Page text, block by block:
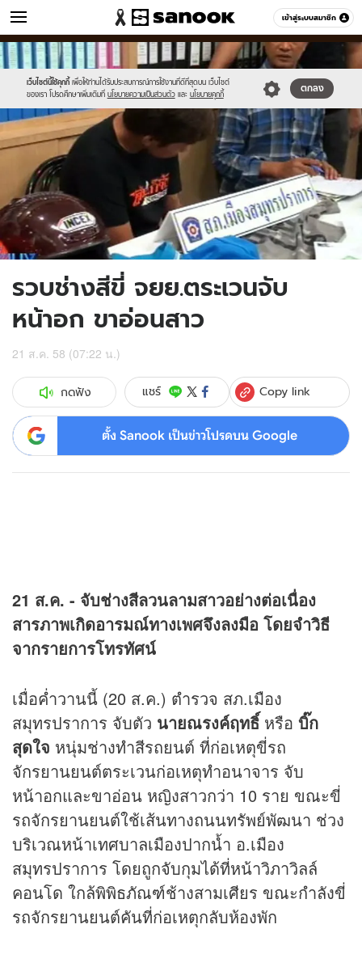
เข้าสู่ระบบสมาชิก
ข่าว หมวดอื่นๆ
เว็บไซต์นี้ใช้คุกกี้ เพื่อให้ท่านได้รับประสบการณ์การใช้งานที่ดีที่สุดบน เว็บไซต์
ของเรา โปรดศึกษาเพิ่มเติมที่ นโยบายความเป็นส่วนตัว และ นโยบายคุกกี้
ตกลง
Sanook
//s.isanook.com/sr/0/images/logo-
new-
sanook.png
600
60
//s.isanook.com/ns/0/ud/370/1851450/news05.jpg
รวบช่างสีขี่ จยย.ตระเวนจับ
หน้าอก ขาอ่อนสาว
21 ส.ค. 58 (07:22 น.)
กดฟัง แชร์ Copy link
ตั้ง Sanook เป็นข่าวโปรดบน Google
21 ส.ค. - จับช่างสีลวนลามสาวอย่างต่อเนื่อง
สารภาพเกิดอารมณ์ทางเพศจึงลงมือ โดยจำวิธี
จากรายการโทรทัศน์
เมื่อค่ำวานนี้ (20 ส.ค.) ตำรวจ สภ.เมือง
สมุทรปราการ จับตัว นายณรงค์ฤทธิ์ หรือ บิ๊ก
สุดใจ หนุ่มช่างทำสีรถยนต์ ที่ก่อเหตุขี่รถ
จักรยานยนต์ตระเวนก่อเหตุทำอนาจาร จับ
หน้าอกและขาอ่อน หญิงสาวกว่า 10 ราย ขณะขี่
รถจักรยานยนต์ใช้เส้นทางถนนทรัพย์พัฒนา ช่วง
บริเวณหน้าเทศบาลเมืองปากน้ำ อ.เมือง
สมุทรปราการ โดยถูกจับกุมได้ที่หน้าวิภาวิลล์
คอนโด ใกล้พิพิธภัณฑ์ช้างสามเศียร ขณะกำลังขี่
รถจักรยานยนต์คันที่ก่อเหตุกลับห้องพัก